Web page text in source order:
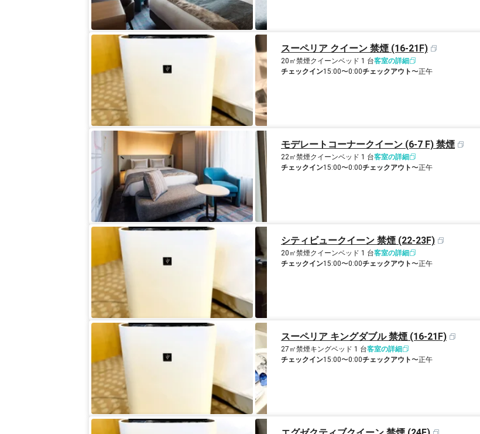
スーペリア クイーン 禁煙 (16-21F)
20㎡禁煙クイーンベッド 1 台客室の詳細
チェックイン15:00〜0:00チェックアウト〜正午
モデレートコーナークイーン (6-7 F) 禁煙
22㎡禁煙クイーンベッド 1 台客室の詳細
チェックイン15:00〜0:00チェックアウト〜正午
シティビュークイーン 禁煙 (22-23F)
20㎡禁煙クイーンベッド 1 台客室の詳細
チェックイン15:00〜0:00チェックアウト〜正午
スーペリア キングダブル 禁煙 (16-21F)
27㎡禁煙キングベッド 1 台客室の詳細
チェックイン15:00〜0:00チェックアウト〜正午